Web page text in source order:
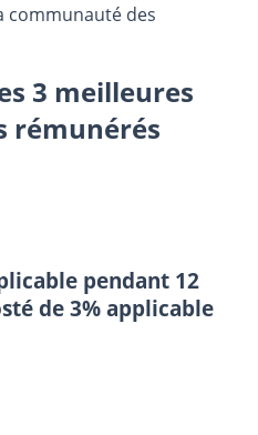
communauté des
3 meilleures
rémunérés
pendant 12
de 3% applicable